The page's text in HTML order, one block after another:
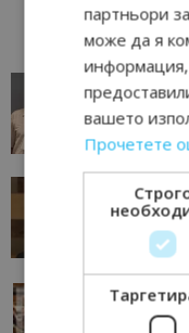
AI в
окаже
AI
Тим
AI
партньори
може да я
вашето
Прочетете